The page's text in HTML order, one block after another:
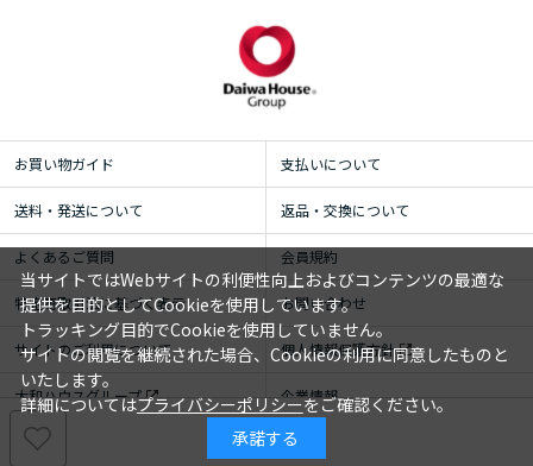
お買い物ガイド 支払いについて
送料・発送について 返品・交換について
よくあるご質問 会員規約
特定商取引法に基づく表示 お問い合わせ
サイトのご利用について 個人情報保護方針
大和ハウスグループ 企業情報
© ROYAL HOMECENTER Co.,Ltd. ALL RIGHTS RESERVED.
当サイトではWebサイトの利便性向上およびコンテンツの最適な
提供を目的としてCookieを使用しています。
トラッキング目的でCookieを使用していません。
サイトの閲覧を継続された場合、Cookieの利用に同意したものと
いたします。
詳細についてはプライバシーポリシーをご確認ください。
承諾する